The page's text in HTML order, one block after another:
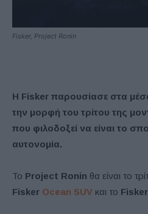
Fisker, Project Ronin
Η Fisker παρουσίασε στα
την μορφή του τρίτου της
που φιλοδοξεί να είναι το
αυτονομία.
Το Project Ronin θα είναι το
Fisker Ocean SUV και το